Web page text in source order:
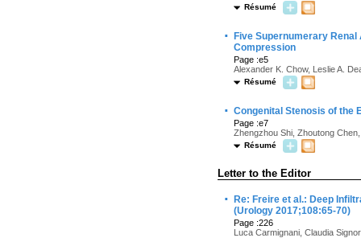
Résumé
·
Five Supernumerary
Compression
Page :e5
Alexander K. Chow, Leslie A.
Résumé
· Congenital Stenosis of the
Page :e7
Zhengzhou Shi, Zhoutong
Résumé
Letter to the Editor
·
Re: Freire et al.: Deep
(Urology 2017;108:65-70)
Page :226
Luca Carmignani, Claudia